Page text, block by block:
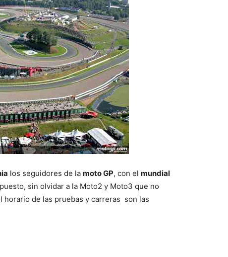
los seguidores de la moto GP, con el mundial
sin olvidar a la Moto2 y Moto3 que no
horario de las pruebas y carreras son las